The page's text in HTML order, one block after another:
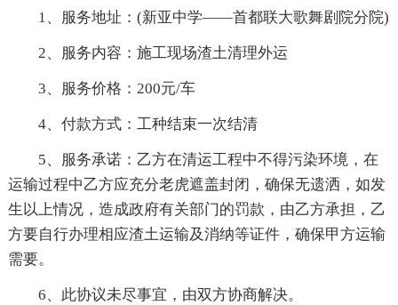
1、服务地址：(新亚中学——首都联大歌舞剧院分院)
2、服务内容：施工现场渣土清理外运
3、服务价格：200元/车
4、付款方式：工种结束一次结清
5、服务承诺：乙方在清运工程中不得污染环境，在
运输过程中乙方应充分老虎遮盖封闭，确保无遗洒，如发
生以上情况，造成政府有关部门的罚款，由乙方承担，乙
方要自行办理相应渣土运输及消纳等证件，确保甲方运输
需要。
6、此协议未尽事宜，由双方协商解决。